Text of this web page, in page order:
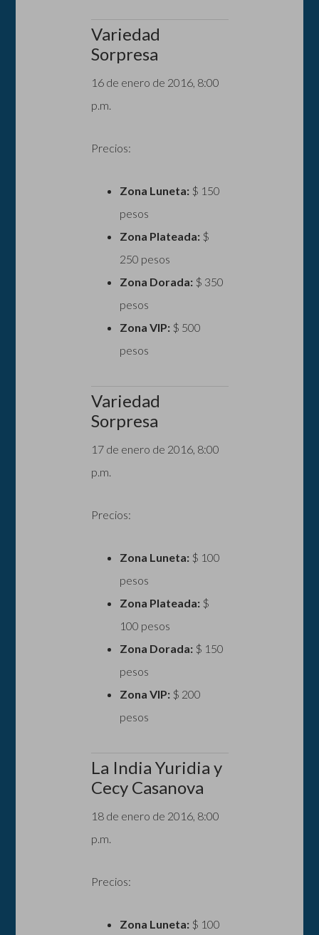
Variedad
Sorpresa
16 de enero de 2016, 8:00
p.m.
Precios:
Zona Luneta:$ 150
pesos
Zona Plateada:$
250 pesos
Zona Dorada:$ 350
pesos
Zona VIP:$ 500
pesos
Variedad
Sorpresa
17 de enero de 2016, 8:00
p.m.
Precios:
Zona Luneta:$ 100
pesos
Zona Plateada:$
100 pesos
Zona Dorada:$ 150
pesos
Zona VIP:$ 200
pesos
La India Yuridia y
Cecy Casanova
18 de enero de 2016, 8:00
p.m.
Precios:
Zona Luneta:$ 100